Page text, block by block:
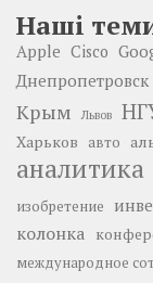
Наші
Apple Cisco
Днепропетровск
Крым Львов
Харьков авто
аналитика
изобретение
колонка
международное